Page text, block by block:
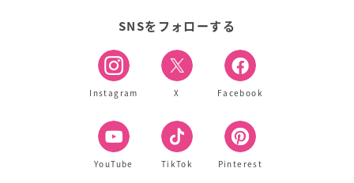
SNSをフォローする
Instagram X Facebook
YouTube TikTok Pinterest